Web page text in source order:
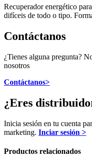
Recuperador energético
difíceis de todo o tipo.
Contáctanos
¿Tienes alguna pregunta?
nosotros
Contáctanos>
¿Eres
Inicia sesión en tu cuenta
marketing. Inciar sesión >
Productos relacionados